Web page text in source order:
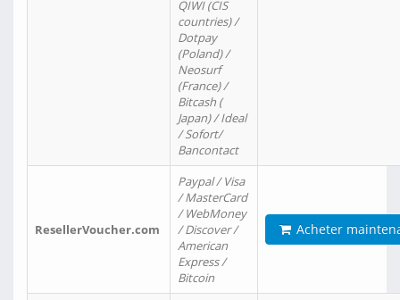
QIWI (CIS
countries) /
Dotpay
(Poland) /
Neosurf
(France) /
Bitcash (
Japan) / Ideal
/ Sofort/
Bancontact
ResellerVoucher.com
Paypal / Visa
/ MasterCard
/ WebMoney
/ Discover /
American
Express /
Bitcoin
Acheter